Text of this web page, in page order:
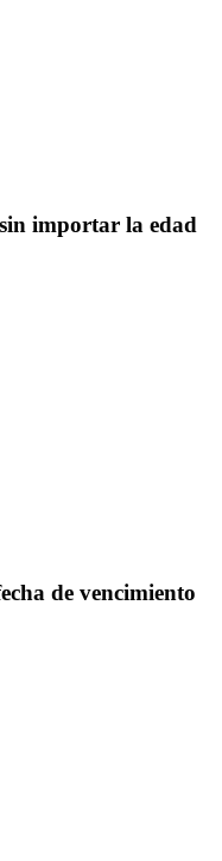
importar la edad
de vencimiento